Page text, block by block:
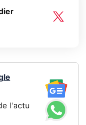
l'actu